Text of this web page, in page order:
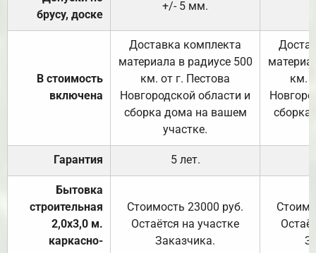
брусу, доске
+/- 5 мм.
В стоимость
включена
Доставка комплекта
материала в радиусе 500
км. от г. Пестова
Новгородской области и
сборка дома на вашем
участке.
км.
Гарантия 5 лет.
Бытовка
строительная
2,0х3,0 м.
каркасно-
Стоимость 23000 руб.
Остаётся на участке
Заказчика.